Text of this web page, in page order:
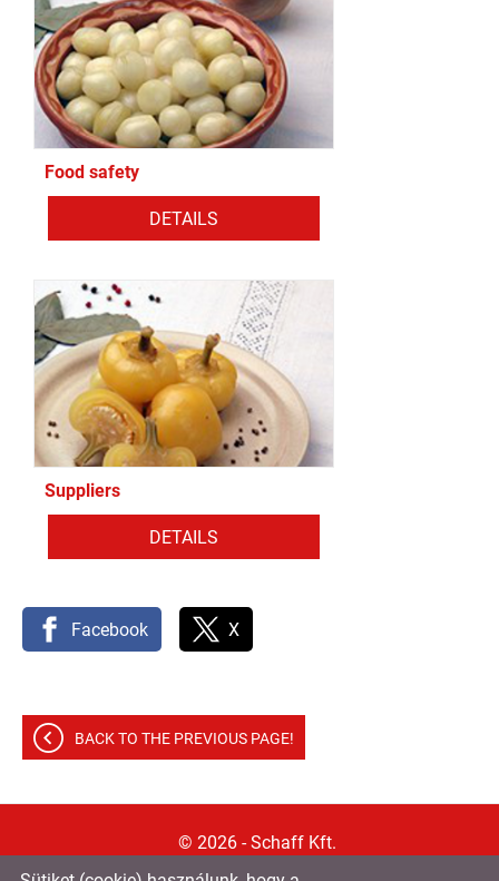
Food safety
DETAILS
Suppliers
DETAILS
Facebook X
BACK TO THE PREVIOUS PAGE!
© 2026 - Schaff Kft.